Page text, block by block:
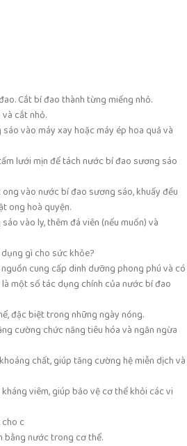
Cắt bí đao thành từng miếng nhỏ.
cắt nhỏ.
vào máy xay hoặc máy ép hoa quả và
lưới mịn để tách nước bí đao sương sáo
vào nước bí đao sương sáo, khuấy đều
ong hoà quyện.
vào ly, thêm đá viên (nếu muốn) và
gì cho sức khỏe?
cung cấp dinh dưỡng phong phú và có
một số tác dụng chính của nước bí đao
đặc biệt trong những ngày nóng.
cường chức năng tiêu hóa và ngăn ngừa
chất, giúp tăng cường hệ miễn dịch và
viêm, giúp bảo vệ cơ thể khỏi các vi
c
bằng nước trong cơ thể.